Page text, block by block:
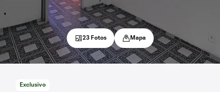
Exclusivo
23 Fotos Mapa